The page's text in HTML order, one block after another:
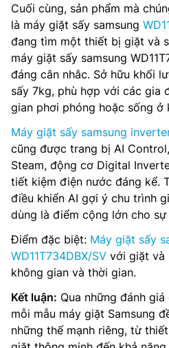
Cuối cùng, sản phẩm mà
là máy giặt sấy samsung
đang tìm một thiết bị giặt và
máy giặt sấy samsung
đáng cân nhắc. Sở hữu khối
sấy 7kg, phù hợp với các gia
gian phơi phóng hoặc sống ở
Máy giặt sấy samsung
cũng được trang bị AI
Steam, động cơ Digital
tiết kiệm điện nước đáng kể.
điều khiển AI gợi ý chu trình
dùng là điểm cộng lớn cho sự
Điểm đặc biệt: Máy giặt sấy
WD11T734DBX/SV với giặt và
không gian và thời gian.
Kết luận: Qua những đánh
mỗi mẫu máy giặt Samsung
những thế mạnh riêng, từ